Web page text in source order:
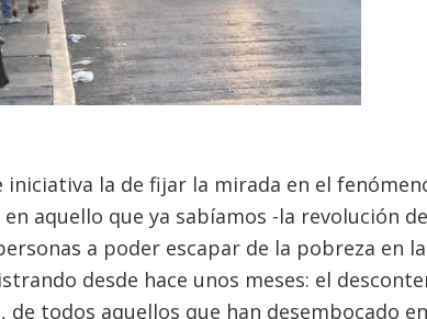
iniciativa la de fijar la mirada en el
aquello que ya sabíamos -la revolución
a poder escapar de la pobreza en
desde hace unos meses: el
de todos aquellos que han desembocado